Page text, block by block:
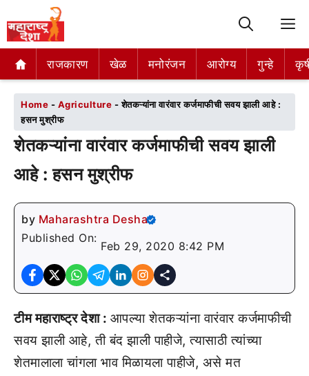
राजकारण खेळ मनोरंजन आरोग्य गुन्हे
राजकारण खेळ मनोरंजन आरोग्य गुन्हे
Home - Agriculture -शेतकऱ्यांना वारंवार कर्जमाफीची सवय झाली आहे :
हसन मुश्रीफ
शेतकऱ्यांना वारंवार कर्जमाफीची सवय झाली
आहे : हसन मुश्रीफ
by Maharashtra Desha
Published On:
Feb 29, 2020 8:42 PM
टीम महाराष्ट्र देशा : आपल्या शेतकऱ्यांना वारंवार कर्जमाफीची
सवय झाली आहे, ती बंद झाली पाहीजे, त्यासाठी त्यांच्या
शेतमालाला चांगला भाव मिळायला पाहीजे, असे मत